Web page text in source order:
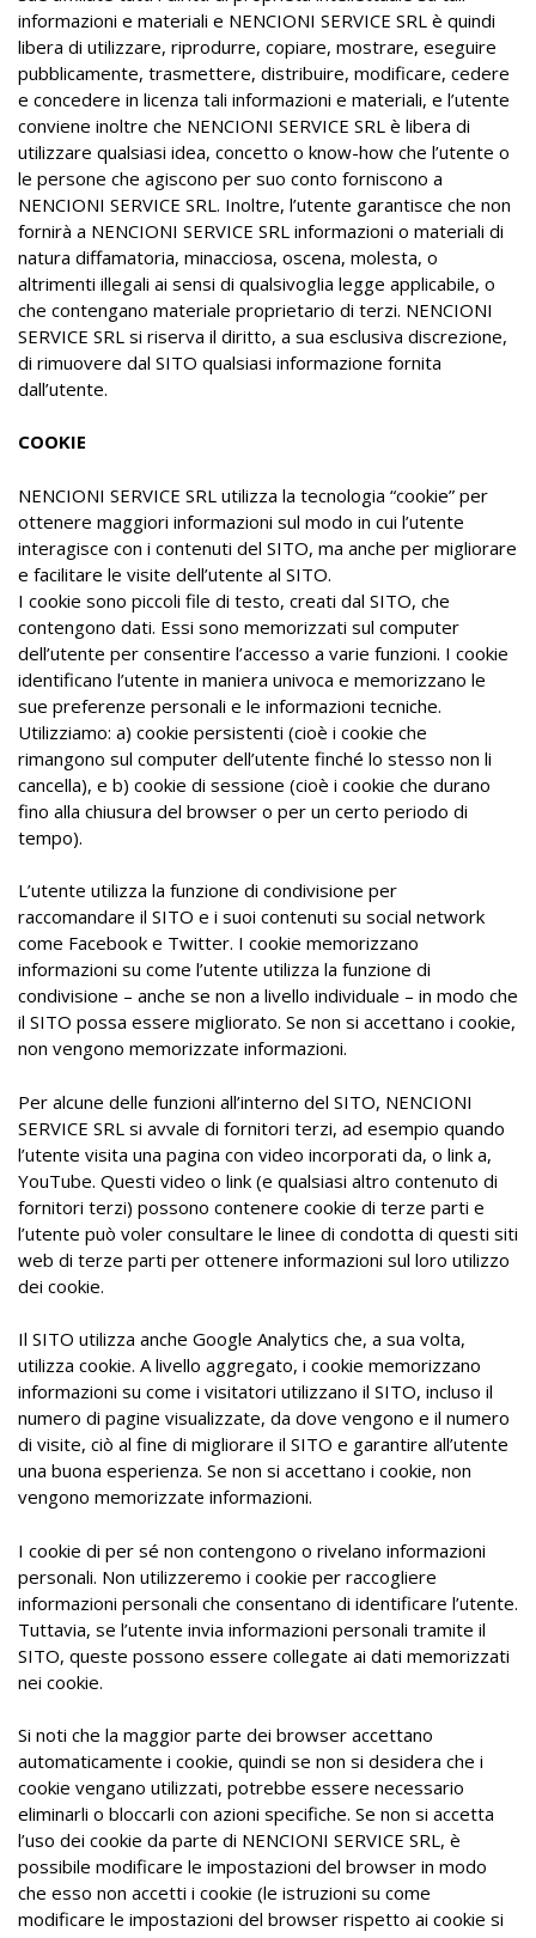
informazioni e materiali e NENCIONI SERVICE SRL è quindi
libera di utilizzare, riprodurre, copiare, mostrare, eseguire
pubblicamente, trasmettere, distribuire, modificare, cedere
e concedere in licenza tali informazioni e materiali, e l’utente
conviene inoltre che NENCIONI SERVICE SRL è libera di
utilizzare qualsiasi idea, concetto o know-how che l’utente o
le persone che agiscono per suo conto forniscono a
NENCIONI SERVICE SRL. Inoltre, l’utente garantisce che non
fornirà a NENCIONI SERVICE SRL informazioni o materiali di
natura diffamatoria, minacciosa, oscena, molesta, o
altrimenti illegali ai sensi di qualsivoglia legge applicabile, o
che contengano materiale proprietario di terzi. NENCIONI
SERVICE SRL si riserva il diritto, a sua esclusiva discrezione,
di rimuovere dal SITO qualsiasi informazione fornita
dall’utente.
COOKIE
NENCIONI SERVICE SRL utilizza la tecnologia “cookie” per
ottenere maggiori informazioni sul modo in cui l’utente
interagisce con i contenuti del SITO, ma anche per migliorare
e facilitare le visite dell’utente al SITO.
I cookie sono piccoli file di testo, creati dal SITO, che
contengono dati. Essi sono memorizzati sul computer
dell’utente per consentire l’accesso a varie funzioni. I cookie
identificano l’utente in maniera univoca e memorizzano le
sue preferenze personali e le informazioni tecniche.
Utilizziamo: a) cookie persistenti (cioè i cookie che
rimangono sul computer dell’utente finché lo stesso non li
cancella), e b) cookie di sessione (cioè i cookie che durano
fino alla chiusura del browser o per un certo periodo di
tempo).
L’utente utilizza la funzione di condivisione per
raccomandare il SITO e i suoi contenuti su social network
come Facebook e Twitter. I cookie memorizzano
informazioni su come l’utente utilizza la funzione di
condivisione – anche se non a livello individuale – in modo che
il SITO possa essere migliorato. Se non si accettano i cookie,
non vengono memorizzate informazioni.
Per alcune delle funzioni all’interno del SITO, NENCIONI
SERVICE SRL si avvale di fornitori terzi, ad esempio quando
l’utente visita una pagina con video incorporati da, o link a,
YouTube. Questi video o link (e qualsiasi altro contenuto di
fornitori terzi) possono contenere cookie di terze parti e
l’utente può voler consultare le linee di condotta di questi siti
web di terze parti per ottenere informazioni sul loro utilizzo
dei cookie.
Il SITO utilizza anche Google Analytics che, a sua volta,
utilizza cookie. A livello aggregato, i cookie memorizzano
informazioni su come i visitatori utilizzano il SITO, incluso il
numero di pagine visualizzate, da dove vengono e il numero
di visite, ciò al fine di migliorare il SITO e garantire all’utente
una buona esperienza. Se non si accettano i cookie, non
vengono memorizzate informazioni.
I cookie di per sé non contengono o rivelano informazioni
personali. Non utilizzeremo i cookie per raccogliere
informazioni personali che consentano di identificare l’utente.
Tuttavia, se l’utente invia informazioni personali tramite il
SITO, queste possono essere collegate ai dati memorizzati
nei cookie.
Si noti che la maggior parte dei browser accettano
automaticamente i cookie, quindi se non si desidera che i
cookie vengano utilizzati, potrebbe essere necessario
eliminarli o bloccarli con azioni specifiche. Se non si accetta
l’uso dei cookie da parte di NENCIONI SERVICE SRL, è
possibile modificare le impostazioni del browser in modo
che esso non accetti i cookie (le istruzioni su come
modificare le impostazioni del browser rispetto ai cookie si